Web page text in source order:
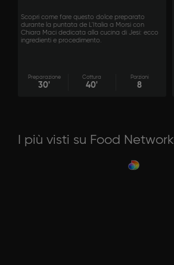
Scopri come fare questo dolce preparato
durante la puntata de L'Italia a Morsi con
Chiara Maci dedicata alla cucina di Jesi: ecco
ingredienti e procedimento.
Preparazione
30'
Cottura
40'
Porzioni
8
I più visti su Food Network